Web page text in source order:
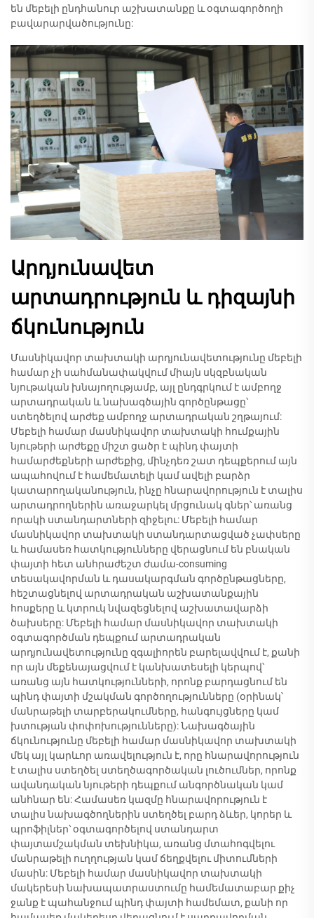
են մեբելի ընդհանուր աշխատանքը և օգտագործողի
բավարարվածությունը:
Արդյունավետ
արտադրություն և դիզայնի
ճկունություն
Մասնիկավոր տախտակի արդյունավետությունը մեբելի
համար չի սահմանափակվում միայն սկզբնական
նյութական խնայողությամբ, այլ ընդգրկում է ամբողջ
արտադրական և նախագծային գործընթացը՝
ստեղծելով արժեք ամբողջ արտադրական շղթայում:
Մեբելի համար մասնիկավոր տախտակի հումքային
նյութերի արժեքը միշտ ցածր է պինդ փայտի
համարժեքների արժեքից, մինչդեռ շատ դեպքերում այն
ապահովում է համեմատելի կամ ավելի բարձր
կատարողականություն, ինչը հնարավորություն է տալիս
արտադրողներին առաջարկել մրցունակ գներ՝ առանց
որակի ստանդարտների զիջելու: Մեբելի համար
մասնիկավոր տախտակի ստանդարտացված չափսերը
և համասեռ հատկությունները վերացնում են բնական
փայտի հետ անհրաժեշտ ժամա-consuming
տեսակավորման և դասակարգման գործընթացները,
հեշտացնելով արտադրական աշխատանքային
հոսքերը և կտրուկ նվազեցնելով աշխատավարձի
ծախսերը: Մեբելի համար մասնիկավոր տախտակի
օգտագործման դեպքում արտադրական
արդյունավետությունը զգալիորեն բարելավվում է, քանի
որ այն մեքենայացվում է կանխատեսելի կերպով՝
առանց այն հատկությունների, որոնք բարդացնում են
պինդ փայտի մշակման գործողությունները (օրինակ՝
մանրաթելի տարբերակումները, հանգույցները կամ
խտության փոփոխությունները): Նախագծային
ճկունությունը մեբելի համար մասնիկավոր տախտակի
մեկ այլ կարևոր առավելություն է, որը հնարավորություն
է տալիս ստեղծել ստեղծագործական լուծումներ, որոնք
ավանդական նյութերի դեպքում անգործնական կամ
անհնար են: Համասեռ կազմը հնարավորություն է
տալիս նախագծողներին ստեղծել բարդ ձևեր, կորեր և
պրոֆիլներ՝ օգտագործելով ստանդարտ
փայտամշակման տեխնիկա, առանց մտահոգվելու
մանրաթելի ուղղության կամ ճեղքվելու միտումների
մասին: Մեբելի համար մասնիկավոր տախտակի
մակերեսի նախապատրաստումը համեմատաբար քիչ
ջանք է պահանջում պինդ փայտի համեմատ, քանի որ